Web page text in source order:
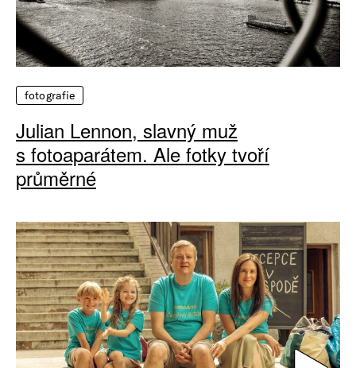
fotografie
Julian Lennon, slavný muž
s fotoaparátem. Ale fotky tvoří
průměrné